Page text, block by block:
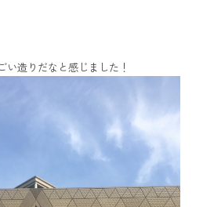
い造りだなと感じました！